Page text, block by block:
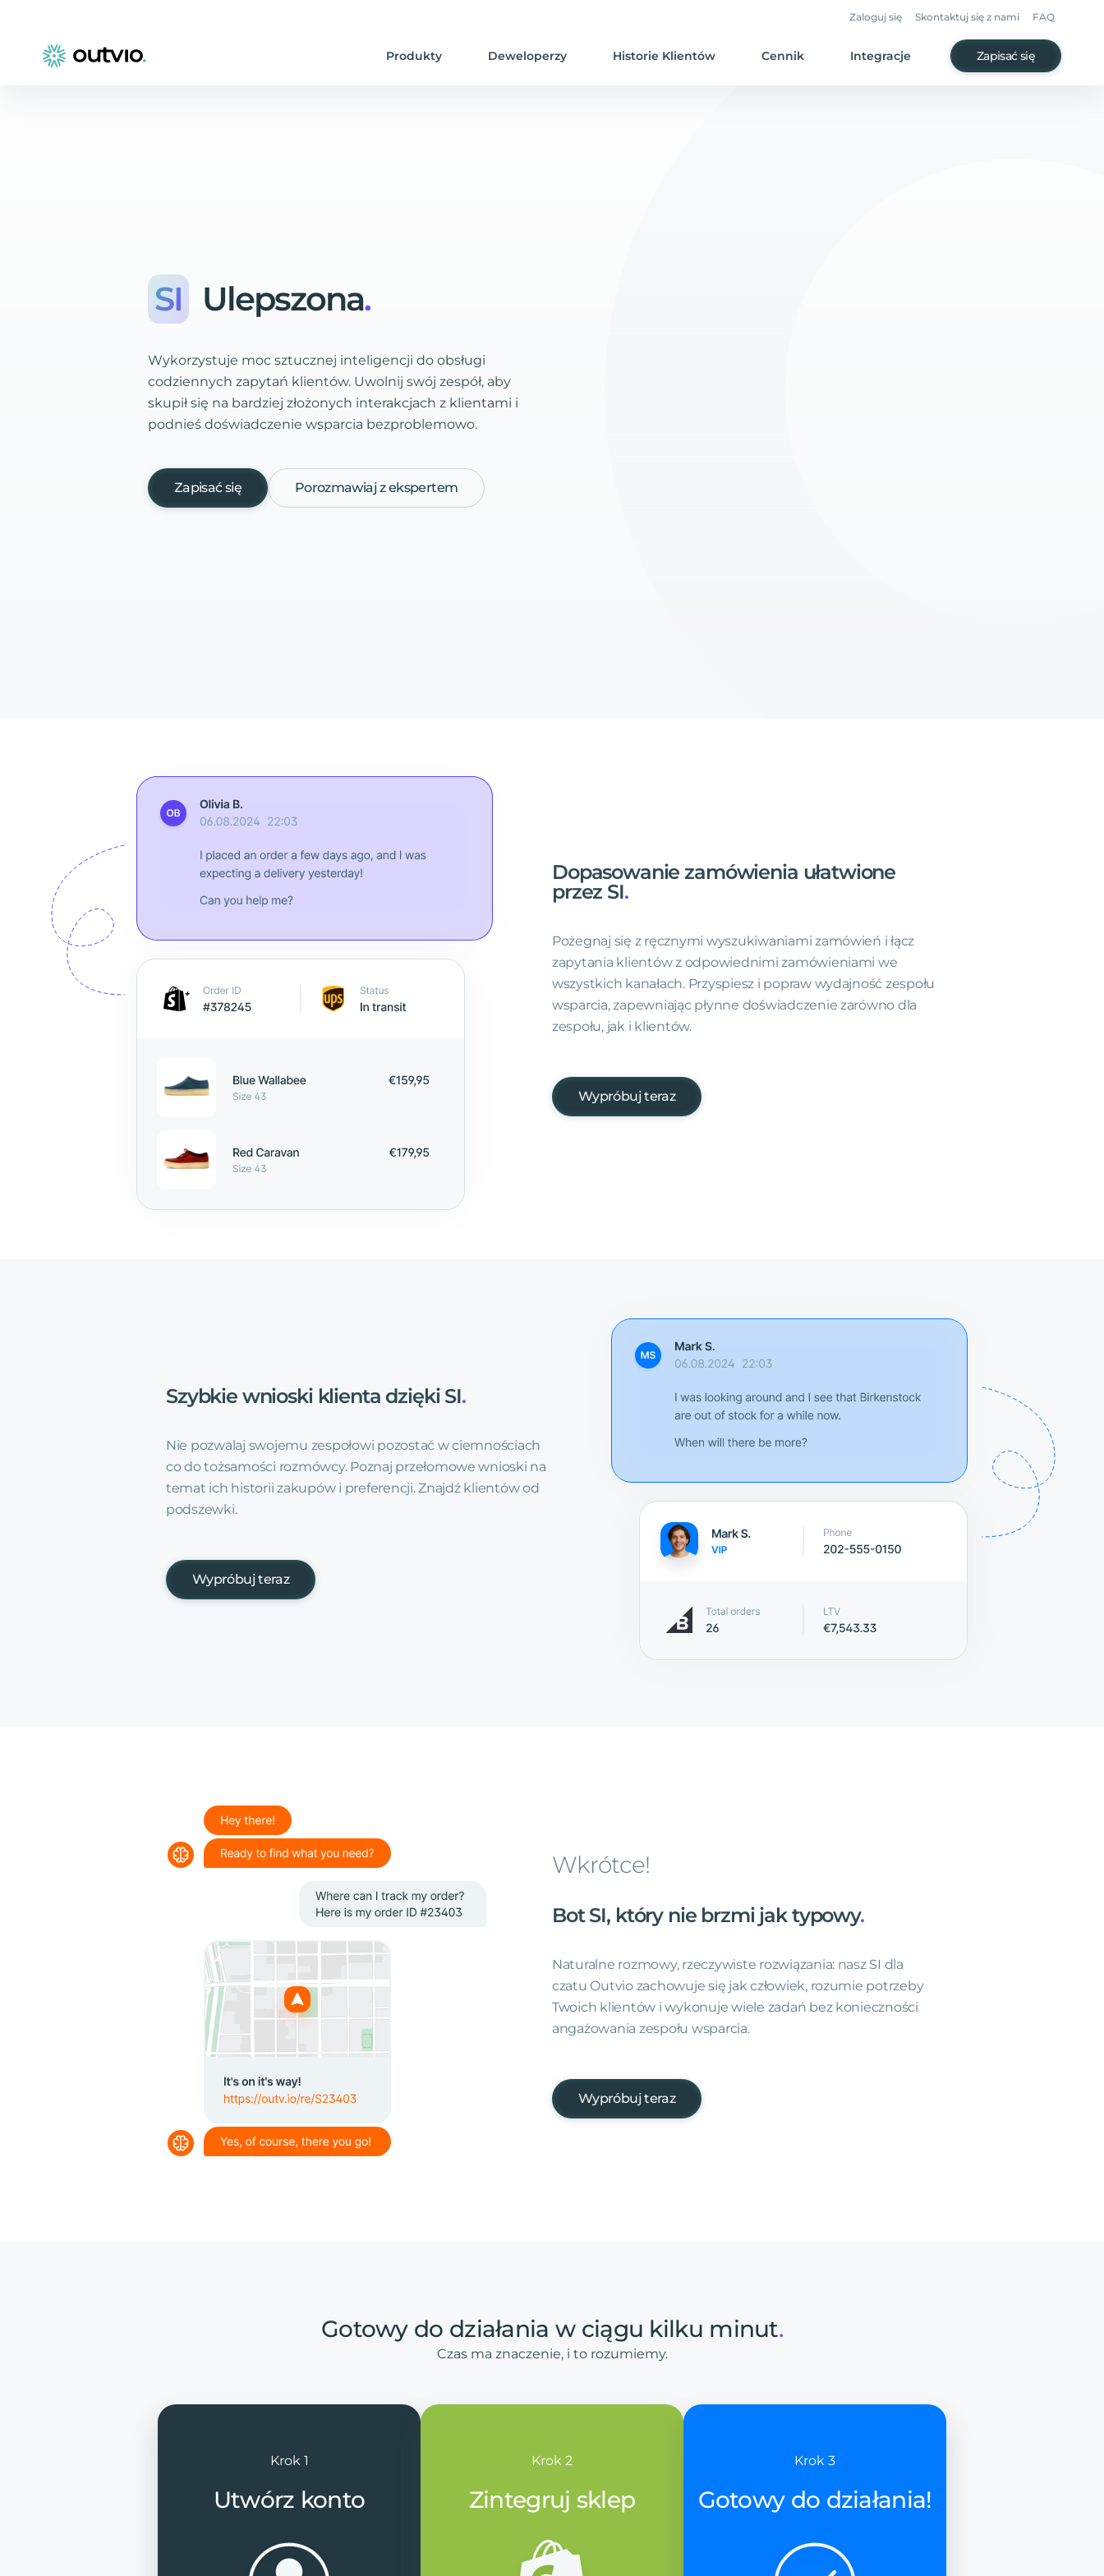
Zaloguj się Skontaktuj się z nami FAQ
Produkty Deweloperzy Historie Klientów Cennik Integracje Zapisać się
SI Ulepszona.
Wykorzystuje moc sztucznej inteligencji do obsługi
codziennych zapytań klientów. Uwolnij swój zespół, aby
skupił się na bardziej złożonych interakcjach z klientami i
podnieś doświadczenie wsparcia bezproblemowo.
Zapisać się Porozmawiaj z ekspertem
Dopasowanie zamówienia ułatwione
przez SI.
Pożegnaj się z ręcznymi wyszukiwaniami zamówień i łącz
zapytania klientów z odpowiednimi zamówieniami we
wszystkich kanałach. Przyspiesz i popraw wydajność zespołu
wsparcia, zapewniając płynne doświadczenie zarówno dla
zespołu, jak i klientów.
Wypróbuj teraz
Szybkie wnioski klienta dzięki SI.
Nie pozwalaj swojemu zespołowi pozostać w ciemnościach
co do tożsamości rozmówcy. Poznaj przełomowe wnioski na
temat ich historii zakupów i preferencji. Znajdź klientów od
podszewki.
Wypróbuj teraz
Wkrótce!
Bot SI, który nie brzmi jak typowy.
Naturalne rozmowy, rzeczywiste rozwiązania: nasz SI dla
czatu Outvio zachowuje się jak człowiek, rozumie potrzeby
Twoich klientów i wykonuje wiele zadań bez konieczności
angażowania zespołu wsparcia.
Wypróbuj teraz
Gotowy do działania w ciągu kilku minut.
Czas ma znaczenie, i to rozumiemy.
Krok 1
Utwórz konto
Krok 2
Zintegruj sklep
Krok 3
Gotowy do działania!